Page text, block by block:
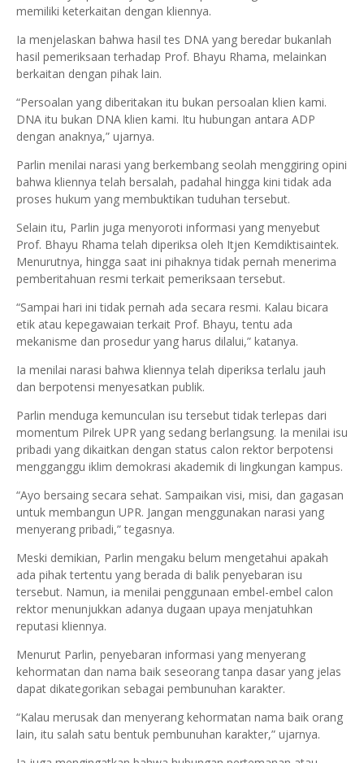
memiliki keterkaitan dengan kliennya.
Ia menjelaskan bahwa hasil tes DNA yang beredar bukanlah
hasil pemeriksaan terhadap Prof. Bhayu Rhama, melainkan
berkaitan dengan pihak lain.
“Persoalan yang diberitakan itu bukan persoalan klien kami.
DNA itu bukan DNA klien kami. Itu hubungan antara ADP
dengan anaknya,” ujarnya.
Parlin menilai narasi yang berkembang seolah menggiring opini
bahwa kliennya telah bersalah, padahal hingga kini tidak ada
proses hukum yang membuktikan tuduhan tersebut.
Selain itu, Parlin juga menyoroti informasi yang menyebut
Prof. Bhayu Rhama telah diperiksa oleh Itjen Kemdiktisaintek.
Menurutnya, hingga saat ini pihaknya tidak pernah menerima
pemberitahuan resmi terkait pemeriksaan tersebut.
“Sampai hari ini tidak pernah ada secara resmi. Kalau bicara
etik atau kepegawaian terkait Prof. Bhayu, tentu ada
mekanisme dan prosedur yang harus dilalui,” katanya.
Ia menilai narasi bahwa kliennya telah diperiksa terlalu jauh
dan berpotensi menyesatkan publik.
Parlin menduga kemunculan isu tersebut tidak terlepas dari
momentum Pilrek UPR yang sedang berlangsung. Ia menilai isu
pribadi yang dikaitkan dengan status calon rektor berpotensi
mengganggu iklim demokrasi akademik di lingkungan kampus.
“Ayo bersaing secara sehat. Sampaikan visi, misi, dan gagasan
untuk membangun UPR. Jangan menggunakan narasi yang
menyerang pribadi,” tegasnya.
Meski demikian, Parlin mengaku belum mengetahui apakah
ada pihak tertentu yang berada di balik penyebaran isu
tersebut. Namun, ia menilai penggunaan embel-embel calon
rektor menunjukkan adanya dugaan upaya menjatuhkan
reputasi kliennya.
Menurut Parlin, penyebaran informasi yang menyerang
kehormatan dan nama baik seseorang tanpa dasar yang jelas
dapat dikategorikan sebagai pembunuhan karakter.
“Kalau merusak dan menyerang kehormatan nama baik orang
lain, itu salah satu bentuk pembunuhan karakter,” ujarnya.